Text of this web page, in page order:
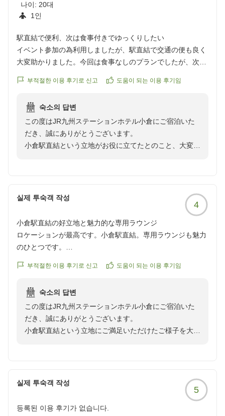
나이: 20대
1인
駅直結で便利、次は食事付きでゆっくりしたい
イベント参加の為利用しましたが、駅直結で交通の便も良く
大変助かりました。今回は食事なしのプランでしたが、次に
思います。
https://review.travel.rakuten.co.jp/hotel/voice/974?
reviewId=33123478398209
부적절한 이용 후기로 신고 도움이 되는 이용 후기임
숙소의 답변
この度はJR九州ステーションホテル小倉にご宿泊いた
だき、誠にありがとうございます。
小倉駅直結という立地がお役に立てたとのこと、大変嬉
彩なメニューをご用意しております。
一日の始まりを心地よくお迎えいただけるよう、ご提供
しておりますので、次回お越しの際にはぜひお楽しみい
ただけましたら幸いでございます。
またお迎えできます日を、スタッフ一同心よりお待ち申
宿泊支配人
실제 투숙객 작성
4
小倉駅直結の好立地と魅力的な専用ラウンジ
ロケーションが最高です。小倉駅直結。専用ラウンジも魅力
のひとつです。
https://review.travel.rakuten.co.jp/hotel/voice/974?
부적절한 이용 후기로 신고 도움이 되는 이용 후기임
숙소의 답변
この度はJR九州ステーションホテル小倉にご宿泊いた
だき、誠にありがとうございます。
小倉駅直結という立地にご満足いただけたご様子を大変
お客さまにゆったりとしたひとときをお過ごしいただけ
るよう、上質で心地よい空間づくりに努めておりますの
で、その魅力を感じていただけたことを大変光栄に存じ
실제 투숙객 작성
5
등록된 이용 후기가 없습니다.